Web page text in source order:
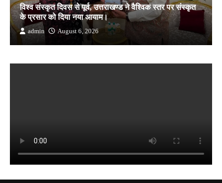
विश्व संस्कृत दिवस से पूर्व, उत्तराखण्ड ने वैश्विक स्तर पर संस्कृत
के प्रसार को दिया नया आयाम।
admin August 6, 2026